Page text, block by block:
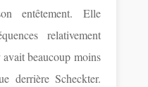
entêtement. Elle
relativement
beaucoup moins
derrière Scheckter.